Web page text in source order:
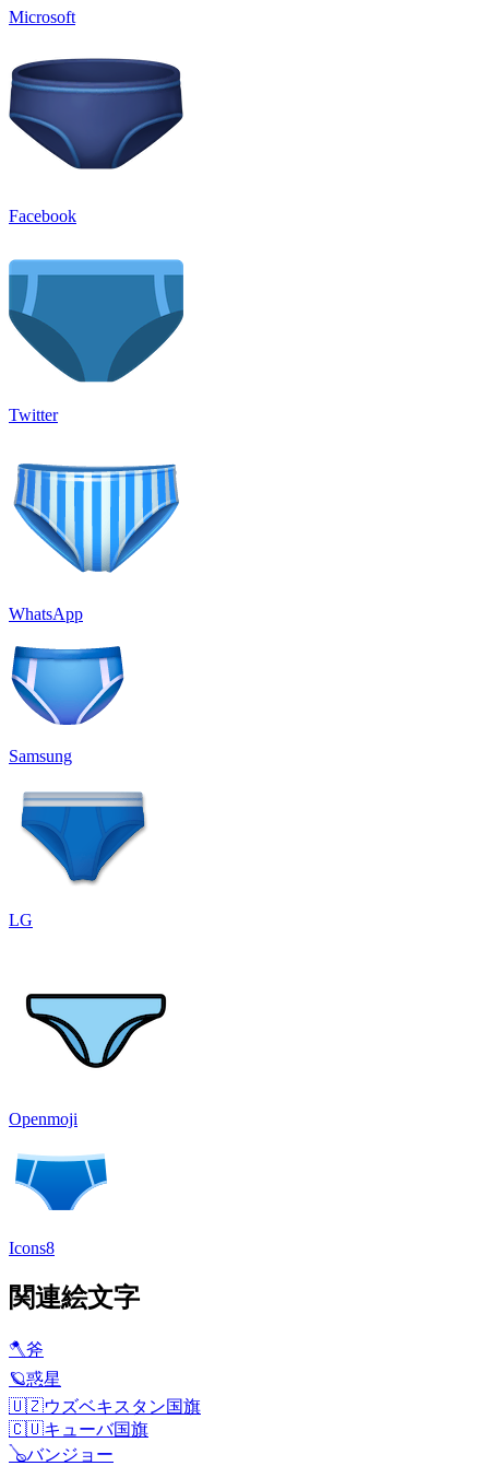
Microsoft
Facebook
Twitter
WhatsApp
Samsung
LG
Openmoji
Icons8
関連絵文字
🪓斧
🪐惑星
🇺🇿ウズベキスタン国旗
🇨🇺キューバ国旗
🪕バンジョー